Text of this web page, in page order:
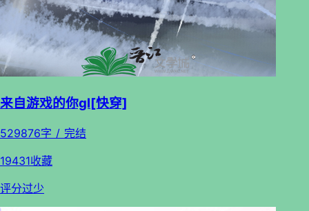
来自游戏的你gl[快穿]
529876字 / 完结
19431收藏
评分过少